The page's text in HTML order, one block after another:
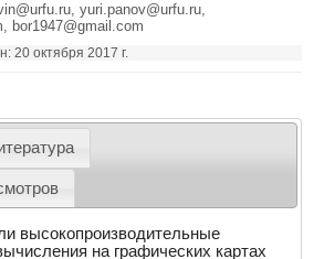
yuri.panov@urfu.ru,
bor1947@gmail.com
20 октября 2017 г.
высокопроизводительные
на графических картах